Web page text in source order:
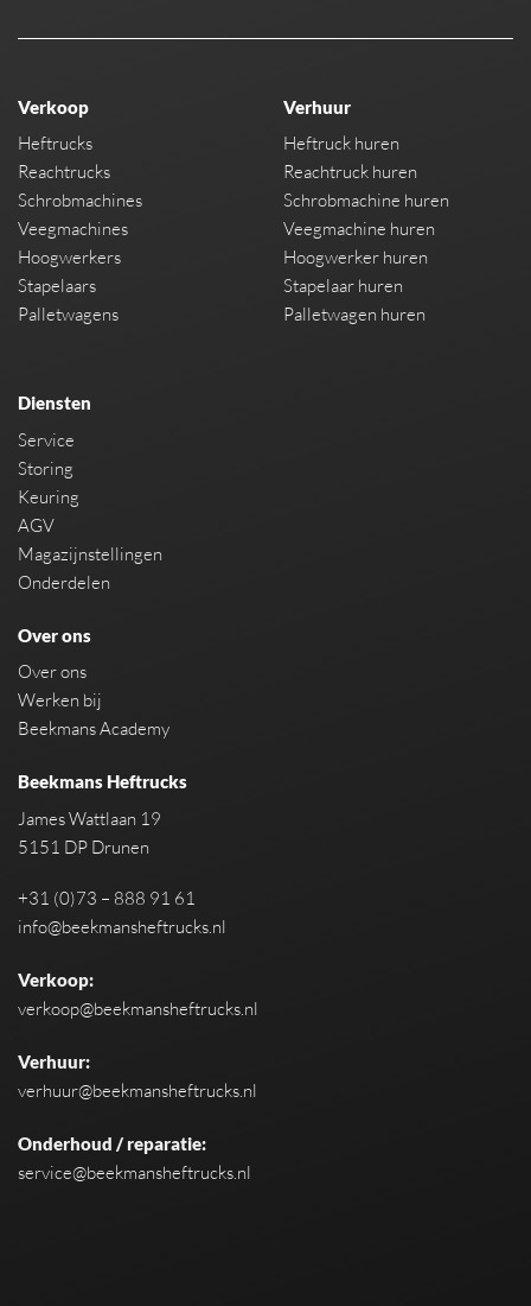
Verkoop
Heftrucks
Reachtrucks
Schrobmachines
Veegmachines
Hoogwerkers
Stapelaars
Palletwagens
Verhuur
Heftruck huren
Reachtruck huren
Schrobmachine huren
Veegmachine huren
Hoogwerker huren
Stapelaar huren
Palletwagen huren
Diensten
Service
Storing
Keuring
AGV
Magazijnstellingen
Onderdelen
Over ons
Over ons
Werken bij
Beekmans Academy
Beekmans Heftrucks
James Wattlaan 19
5151 DP Drunen
+31 (0)73 – 888 91 61
info@beekmansheftrucks.nl
Verkoop:
verkoop@beekmansheftrucks.nl
Verhuur:
verhuur@beekmansheftrucks.nl
Onderhoud / reparatie:
service@beekmansheftrucks.nl